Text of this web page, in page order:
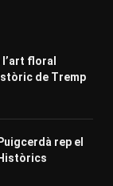
floral
de Tremp
rep el